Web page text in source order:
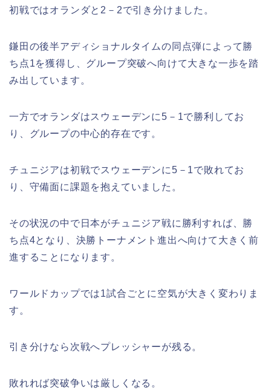
初戦ではオランダと2－2で引き分けました。
鎌田の後半アディショナルタイムの同点弾によって勝
ち点1を獲得し、グループ突破へ向けて大きな一歩を踏
み出しています。
一方でオランダはスウェーデンに5－1で勝利してお
り、グループの中心的存在です。
チュニジアは初戦でスウェーデンに5－1で敗れてお
り、守備面に課題を抱えていました。
その状況の中で日本がチュニジア戦に勝利すれば、勝
ち点4となり、決勝トーナメント進出へ向けて大きく前
進することになります。
ワールドカップでは1試合ごとに空気が大きく変わりま
す。
引き分けなら次戦へプレッシャーが残る。
敗れれば突破争いは厳しくなる。